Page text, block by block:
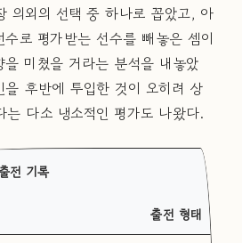
의외의 선택 중 하나로 꼽았고, 아
로 평가받는 선수를 빼놓은 셈이
을 미쳤을 거라는 분석을 내놓았
을 후반에 투입한 것이 오히려 상
는 다소 냉소적인 평가도 나왔다.
전 기록
출전 형태